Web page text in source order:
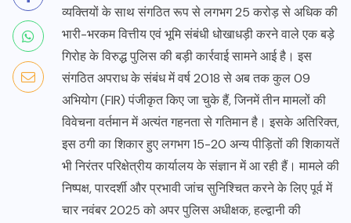
व्यक्तियों के साथ संगठित रूप से लगभग 25 करोड़ से अधिक की
भारी-भरकम वित्तीय एवं भूमि संबंधी धोखाधड़ी करने वाले एक बड़े
गिरोह के विरुद्ध पुलिस की बड़ी कार्रवाई सामने आई है। इस
संगठित अपराध के संबंध में वर्ष 2018 से अब तक कुल 09
अभियोग (FIR) पंजीकृत किए जा चुके हैं, जिनमें तीन मामलों की
विवेचना वर्तमान में अत्यंत गहनता से गतिमान है। इसके अतिरिक्त,
इस ठगी का शिकार हुए लगभग 15-20 अन्य पीड़ितों की शिकायतें
भी निरंतर परिक्षेत्रीय कार्यालय के संज्ञान में आ रही हैं। मामले की
निष्पक्ष, पारदर्शी और प्रभावी जांच सुनिश्चित करने के लिए पूर्व में
चार नवंबर 2025 को अपर पुलिस अधीक्षक, हल्द्वानी की